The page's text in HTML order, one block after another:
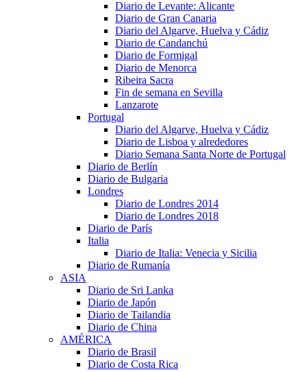
Diario de Levante: Alicante
Diario de Gran Canaria
Diario del Algarve, Huelva y Cádiz
Diario de Candanchú
Diario de Formigal
Diario de Menorca
Ribeira Sacra
Fin de semana en Sevilla
Lanzarote
Portugal
Diario del Algarve, Huelva y Cádiz
Diario de Lisboa y alrededores
Diario Semana Santa Norte de Portugal
Diario de Berlín
Diario de Bulgaria
Londres
Diario de Londres 2014
Diario de Londres 2018
Diario de París
Italia
Diario de Italia: Venecia y Sicilia
Diario de Rumanía
ASIA
Diario de Sri Lanka
Diario de Japón
Diario de Tailandia
Diario de China
AMÉRICA
Diario de Brasil
Diario de Costa Rica